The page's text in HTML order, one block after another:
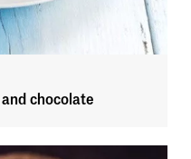
chocolate